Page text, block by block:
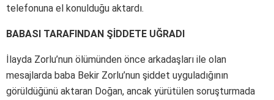
telefonuna el konulduğu aktardı.
BABASI TARAFINDAN ŞİDDETE UĞRADI
İlayda Zorlu’nun ölümünden önce arkadaşları ile olan
mesajlarda baba Bekir Zorlu’nun şiddet uyguladığının
görüldüğünü aktaran Doğan, ancak yürütülen soruşturmada